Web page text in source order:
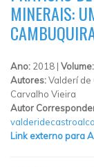
MINERAIS:
Ano: 2018 | Volume:
Autores:Valderí de
Carvalho Vieira
Autor
Link externo para